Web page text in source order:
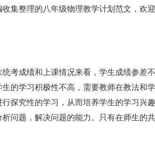
集整理的八年级物理教学计划范文，欢迎
考成绩和上课情况来看，学生成绩参差
的学习积极性不高，需要教师在教法和
探究性的学习，从而培养学生的学习兴
问题，解决问题的能力。只有在师生的